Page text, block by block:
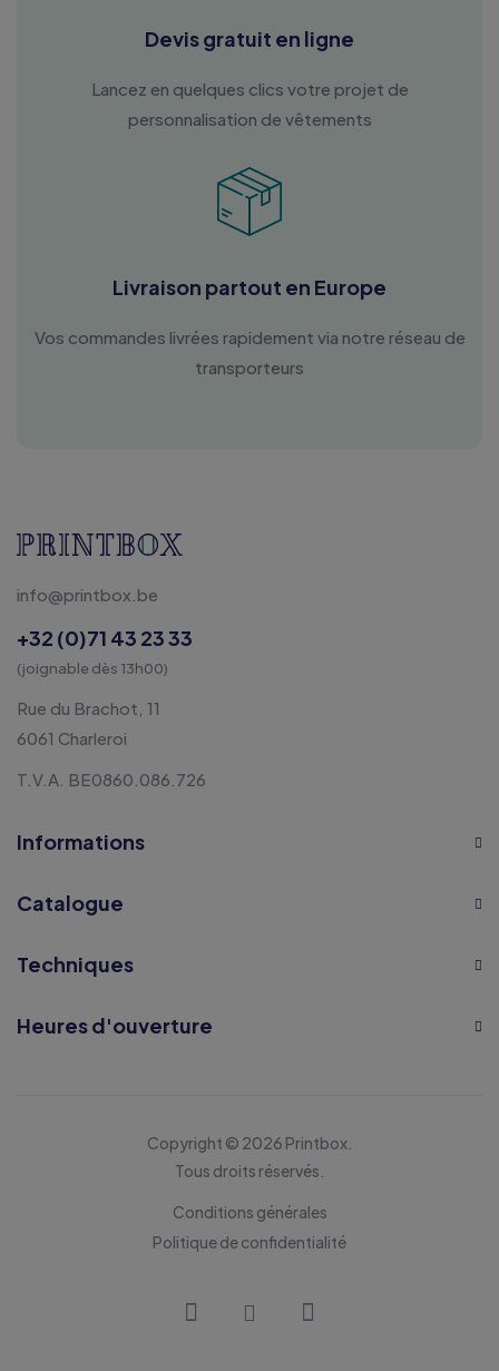
Devis gratuit en ligne
Lancez en quelques clics votre projet de
personnalisation de vêtements
Livraison partout en Europe
Vos commandes livrées rapidement via notre réseau de
transporteurs
info@printbox.be
+32 (0)71 43 23 33
(joignable dès 13h00)
Rue du Brachot, 11
6061 Charleroi
T.V.A. BE0860.086.726
Informations
Catalogue
Techniques
Heures d'ouverture
Copyright © 2026 Printbox.
Tous droits réservés.
Conditions générales
Politique de confidentialité